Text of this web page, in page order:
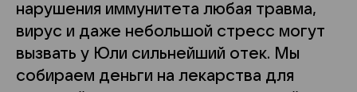
нарушения иммунитета любая травма,
вирус и даже небольшой стресс могут
вызвать у Юли сильнейший отек. Мы
собираем деньги на лекарства для